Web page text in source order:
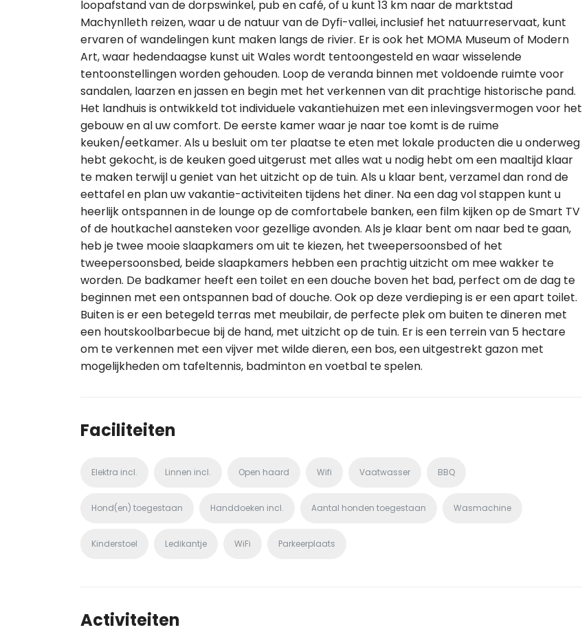
loopafstand van de dorpswinkel, pub en café, of u kunt 13 km naar de marktstad
Machynlleth reizen, waar u de natuur van de Dyfi-vallei, inclusief het natuurreservaat, kunt
ervaren of wandelingen kunt maken langs de rivier. Er is ook het MOMA Museum of Modern
Art, waar hedendaagse kunst uit Wales wordt tentoongesteld en waar wisselende
tentoonstellingen worden gehouden. Loop de veranda binnen met voldoende ruimte voor
sandalen, laarzen en jassen en begin met het verkennen van dit prachtige historische pand.
Het landhuis is ontwikkeld tot individuele vakantiehuizen met een inlevingsvermogen voor het
gebouw en al uw comfort. De eerste kamer waar je naar toe komt is de ruime
keuken/eetkamer. Als u besluit om ter plaatse te eten met lokale producten die u onderweg
hebt gekocht, is de keuken goed uitgerust met alles wat u nodig hebt om een maaltijd klaar
te maken terwijl u geniet van het uitzicht op de tuin. Als u klaar bent, verzamel dan rond de
eettafel en plan uw vakantie-activiteiten tijdens het diner. Na een dag vol stappen kunt u
heerlijk ontspannen in de lounge op de comfortabele banken, een film kijken op de Smart TV
of de houtkachel aansteken voor gezellige avonden. Als je klaar bent om naar bed te gaan,
heb je twee mooie slaapkamers om uit te kiezen, het tweepersoonsbed of het
tweepersoonsbed, beide slaapkamers hebben een prachtig uitzicht om mee wakker te
worden. De badkamer heeft een toilet en een douche boven het bad, perfect om de dag te
beginnen met een ontspannen bad of douche. Ook op deze verdieping is er een apart toilet.
Buiten is er een betegeld terras met meubilair, de perfecte plek om buiten te dineren met
een houtskoolbarbecue bij de hand, met uitzicht op de tuin. Er is een terrein van 5 hectare
om te verkennen met een vijver met wilde dieren, een bos, een uitgestrekt gazon met
mogelijkheden om tafeltennis, badminton en voetbal te spelen.
Faciliteiten
Elektra incl. Linnen incl. Open haard Wifi Vaatwasser BBQ
Hond(en) toegestaan Handdoeken incl. Aantal honden toegestaan Wasmachine
Kinderstoel Ledikantje WiFi Parkeerplaats
Activiteiten